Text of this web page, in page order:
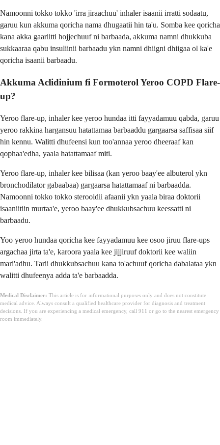
Namoonni tokko tokko 'irra jiraachuu' inhaler isaanii irratti sodaatu,
garuu kun akkuma qoricha nama dhugaatii hin ta'u. Somba kee qoricha
kana akka gaariitti hojjechuuf ni barbaada, akkuma namni dhukkuba
sukkaaraa qabu insuliinii barbaadu ykn namni dhiigni dhiigaa ol ka'e
qoricha isaanii barbaadu.
Akkuma Aclidinium fi Formoterol Yeroo COPD Flare-
up?
Yeroo flare-up, inhaler kee yeroo hundaa itti fayyadamuu qabda, garuu
yeroo rakkina hargansuu hatattamaa barbaaddu gargaarsa saffisaa siif
hin kennu. Walitti dhufeensi kun too'annaa yeroo dheeraaf kan
qophaa'edha, yaala hatattamaaf miti.
Yeroo flare-up, inhaler kee bilisaa (kan yeroo baay'ee albuterol ykn
bronchodilator gabaabaa) gargaarsa hatattamaaf ni barbaadda.
Namoonni tokko tokko sterooidii afaanii ykn yaala biraa doktorii
isaaniitiin murtaa'e, yeroo baay'ee dhukkubsachuu keessatti ni
barbaadu.
Yoo yeroo hundaa qoricha kee fayyadamuu kee osoo jiruu flare-ups
argachaa jirta ta'e, karoora yaala kee jijjiruuf doktorii kee waliin
mari'adhu. Tarii dhukkubsachuu kana to'achuuf qoricha dabalataa ykn
walitti dhufeenya adda ta'e barbaadda.
Medical Disclaimer: This article is for informational purposes only and does not constitute
medical advice. Always consult a qualified healthcare provider for diagnosis and treatment
decisions. If you are experiencing a medical emergency, call 911 or go to the nearest emergency
room immediately.